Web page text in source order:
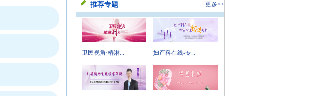
推荐专题 更多>>
卫民视角·椿淋... 妇产科在线-专...